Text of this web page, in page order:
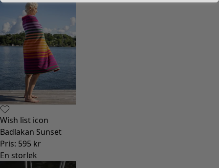
Inredning
Nyheter
All inredning
Gardiner
Kuddar & kuddfodral
Mattor
Frotté
Böcker
Tidigare favoriter